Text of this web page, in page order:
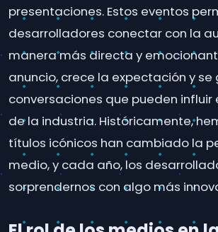
presentaciones. Estos eventos
desarrolladores conectar con la
manera más directa y
anuncio, crece la expectación y se
conversaciones que pueden influir
de la industria. Históricamente,
títulos icónicos han cambiado la
medio, y cada año, los
sorprendernos con algo más